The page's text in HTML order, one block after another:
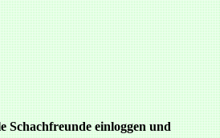
Schachfreunde einloggen und